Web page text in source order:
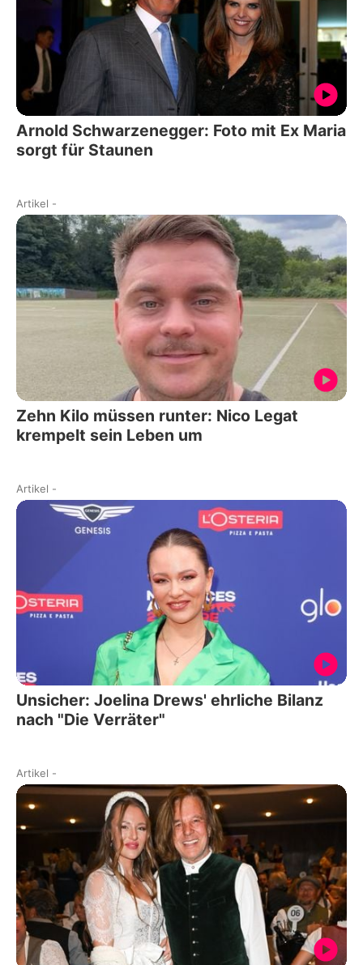
Arnold Schwarzenegger: Foto mit Ex Maria
sorgt für Staunen
Artikel -
Zehn Kilo müssen runter: Nico Legat
krempelt sein Leben um
Artikel -
Unsicher: Joelina Drews' ehrliche Bilanz
nach "Die Verräter"
Artikel -